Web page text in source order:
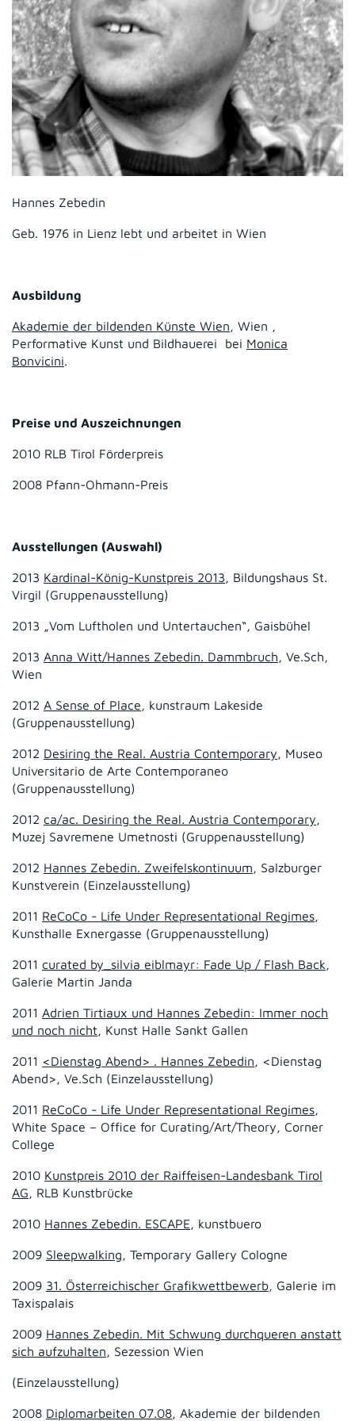
Hannes Zebedin
Geb. 1976 in Lienz lebt und arbeitet in Wien
Ausbildung
Akademie der bildenden Künste Wien, Wien ,
Performative Kunst und Bildhauerei bei Monica
Bonvicini.
Preise und Auszeichnungen
2010 RLB Tirol Förderpreis
2008 Pfann-Ohmann-Preis
Ausstellungen (Auswahl)
2013 Kardinal-König-Kunstpreis 2013, Bildungshaus St.
Virgil (Gruppenausstellung)
2013 „Vom Luftholen und Untertauchen“, Gaisbühel
2013 Anna Witt/Hannes Zebedin. Dammbruch, Ve.Sch,
Wien
2012 A Sense of Place, kunstraum Lakeside
(Gruppenausstellung)
2012 Desiring the Real. Austria Contemporary, Museo
Universitario de Arte Contemporaneo
(Gruppenausstellung)
2012 ca/ac. Desiring the Real. Austria Contemporary,
Muzej Savremene Umetnosti (Gruppenausstellung)
2012 Hannes Zebedin. Zweifelskontinuum, Salzburger
Kunstverein (Einzelausstellung)
2011 ReCoCo - Life Under Representational Regimes,
Kunsthalle Exnergasse (Gruppenausstellung)
2011 curated by_silvia eiblmayr: Fade Up / Flash Back,
Galerie Martin Janda
2011 Adrien Tirtiaux und Hannes Zebedin: Immer noch
und noch nicht, Kunst Halle Sankt Gallen
2011 <Dienstag Abend> . Hannes Zebedin, <Dienstag
Abend>, Ve.Sch (Einzelausstellung)
2011 ReCoCo - Life Under Representational Regimes,
White Space – Office for Curating/Art/Theory, Corner
College
2010 Kunstpreis 2010 der Raiffeisen-Landesbank Tirol
AG, RLB Kunstbrücke
2010 Hannes Zebedin. ESCAPE, kunstbuero
2009 Sleepwalking, Temporary Gallery Cologne
2009 31. Österreichischer Grafikwettbewerb, Galerie im
Taxispalais
2009 Hannes Zebedin. Mit Schwung durchqueren anstatt
sich aufzuhalten, Sezession Wien
(Einzelausstellung)
2008 Diplomarbeiten 07.08, Akademie der bildenden